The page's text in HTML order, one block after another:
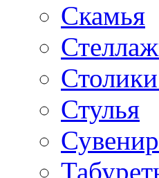
Скамья
Стулья